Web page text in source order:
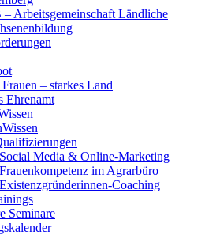
Arbeitsgemeinschaft Ländliche
Frauen – starkes Land
Ehrenamt
Social Media & Online-Marketing
Frauenkompetenz im Agrarbüro
Existenzgründerinnen-Coaching
Seminare